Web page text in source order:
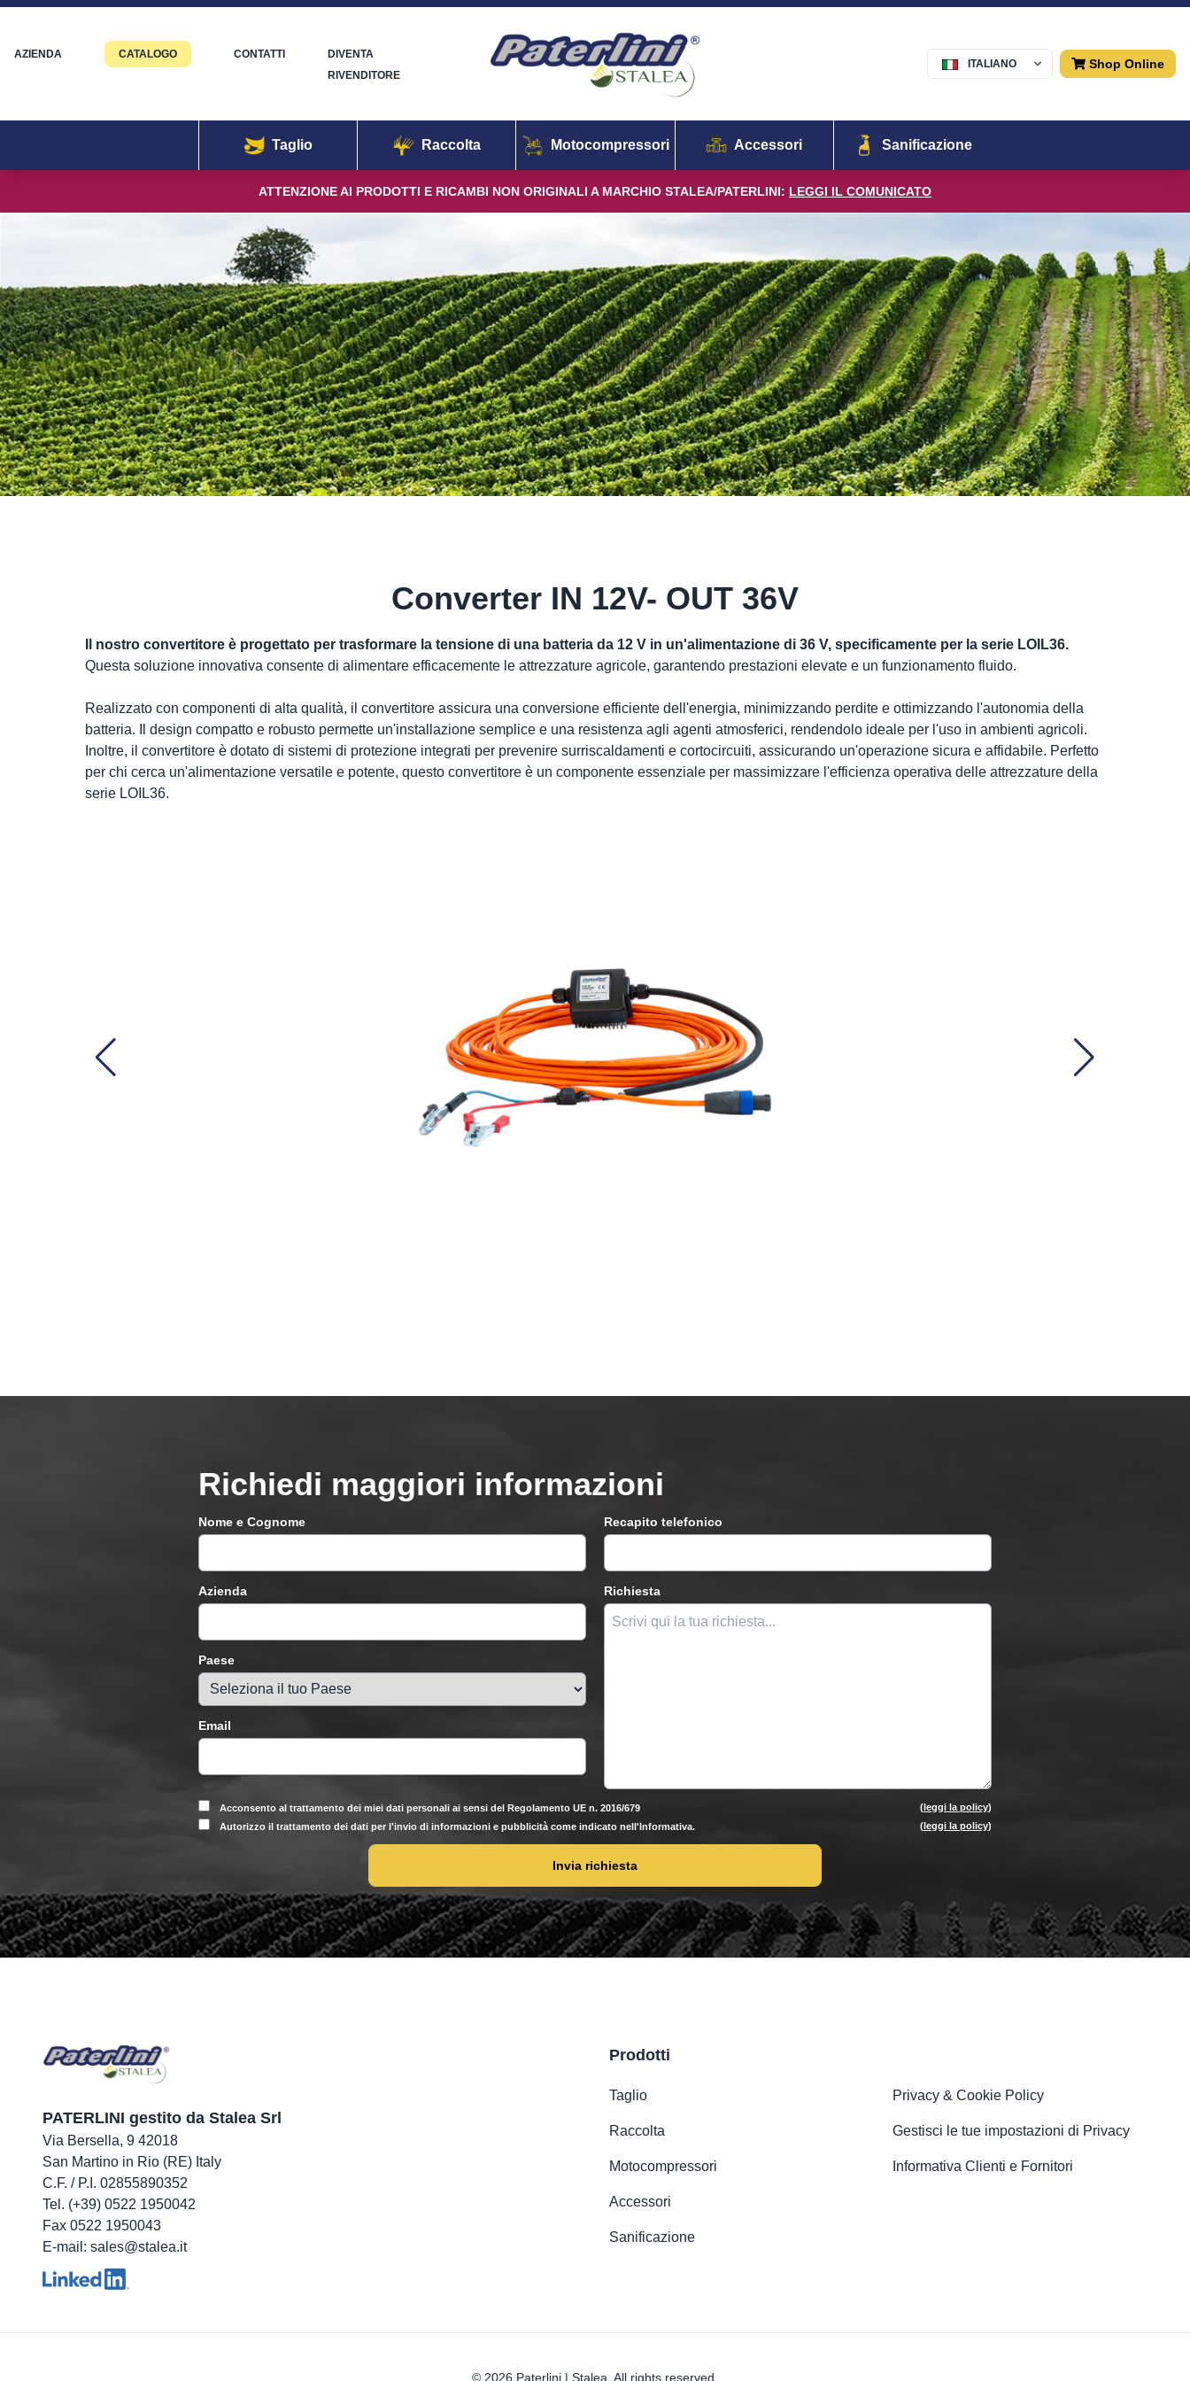
AZIENDA CATALOGO CONTATTI
DIVENTA
RIVENDITORE
ITALIANO
Menu
Shop Online
Taglio Raccolta Motocompressori Accessori Sanificazione
ATTENZIONE AI PRODOTTI E RICAMBI NON ORIGINALI A MARCHIO STALEA/PATERLINI: LEGGI IL COMUNICATO
Converter IN 12V- OUT 36V
Il nostro convertitore è progettato per trasformare la tensione di una batteria da 12 V in un'alimentazione di 36 V, specificamente per la serie LOIL36.
Questa soluzione innovativa consente di alimentare efficacemente le attrezzature agricole, garantendo prestazioni elevate e un funzionamento fluido.
Realizzato con componenti di alta qualità, il convertitore assicura una conversione efficiente dell'energia, minimizzando perdite e ottimizzando l'autonomia della
batteria. Il design compatto e robusto permette un'installazione semplice e una resistenza agli agenti atmosferici, rendendolo ideale per l'uso in ambienti agricoli.
Inoltre, il convertitore è dotato di sistemi di protezione integrati per prevenire surriscaldamenti e cortocircuiti, assicurando un'operazione sicura e affidabile. Perfetto
per chi cerca un'alimentazione versatile e potente, questo convertitore è un componente essenziale per massimizzare l'efficienza operativa delle attrezzature della
serie LOIL36.
Richiedi maggiori informazioni
Nome e Cognome
Azienda
Paese
Email
Recapito telefonico
Richiesta
Acconsento al trattamento dei miei dati personali ai sensi del Regolamento UE n. 2016/679 (leggi la policy)
Autorizzo il trattamento dei dati per l'invio di informazioni e pubblicità come indicato nell'Informativa.
(leggi la policy)
Invia richiesta
PATERLINI gestito da Stalea Srl
Via Bersella, 9 42018
San Martino in Rio (RE) Italy
C.F. / P.I. 02855890352
Tel. (+39) 0522 1950042
Fax 0522 1950043
E-mail: sales@stalea.it
Prodotti
Taglio
Raccolta
Motocompressori
Accessori
Sanificazione
Privacy & Cookie Policy
Gestisci le tue impostazioni di Privacy
Informativa Clienti e Fornitori
© 2026 Paterlini | Stalea. All rights reserved.